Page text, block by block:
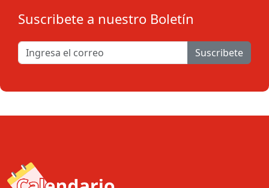
Suscribete a nuestro Boletín
Suscribete